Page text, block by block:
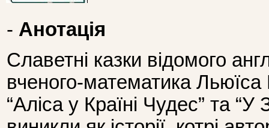
- Анотація
Славетні казки відомого
вченого-математика
“Аліса у Країні Чудес” та “У